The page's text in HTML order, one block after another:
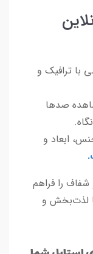
با ترافیک و
صدها
ابعاد و
.
را فراهم
لذت‌بخش و